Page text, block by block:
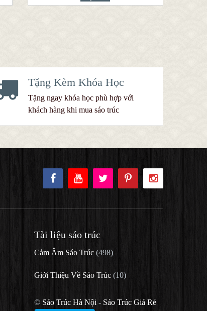
Tặng Kèm Khóa Học
Tặng ngay khóa học phù hợp với
khách hàng khi mua sáo trúc
Tài liệu sáo trúc
Cảm Âm Sáo Trúc(498)
Giới Thiệu Về Sáo Trúc(10)
© Sáo Trúc Hà Nội - Sáo Trúc Giá Rẻ